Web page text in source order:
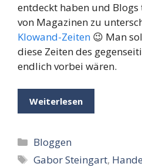
entdeckt haben und
von Magazinen zu
Klowand-Zeiten 😉 Man
diese Zeiten des
endlich vorbei wären.
Weiterlesen
Kategorien
Bloggen
Schlagwörter
Gabor Steingart,